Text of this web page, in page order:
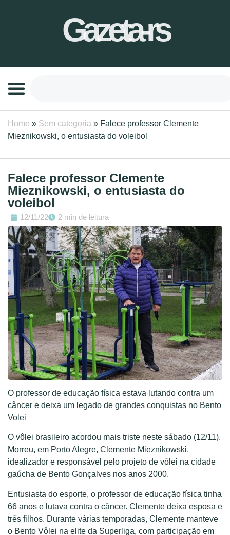
Gazeta-rs
Home » Sem categoria » Falece professor Clemente
Mieznikowski, o entusiasta do voleibol
Falece professor Clemente
Mieznikowski, o entusiasta do
voleibol
12/11/22 2 min de leitura
O professor de educação física estava lutando contra um
câncer e deixa um legado de grandes conquistas no Bento
Volei
O vôlei brasileiro acordou mais triste neste sábado (12/11).
Morreu, em Porto Alegre, Clemente Mieznikowski,
idealizador e responsável pelo projeto de vôlei na cidade
gaúcha de Bento Gonçalves nos anos 2000.
Entusiasta do esporte, o professor de educação física tinha
66 anos e lutava contra o câncer. Clemente deixa esposa e
três filhos. Durante várias temporadas, Clemente manteve
o Bento Vôlei na elite da Superliga, com participação em